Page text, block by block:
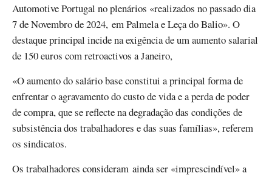
Automotive Portugal no plenários «realizados no passado dia
7 de Novembro de 2024, em Palmela e Leça do Balio». O
destaque principal incide na exigência de um aumento salarial
de 150 euros com retroactivos a Janeiro,
«O aumento do salário base constitui a principal forma de
enfrentar o agravamento do custo de vida e a perda de poder
de compra, que se reflecte na degradação das condições de
subsistência dos trabalhadores e das suas famílias», referem
os sindicatos.
Os trabalhadores consideram ainda ser «imprescindível» a